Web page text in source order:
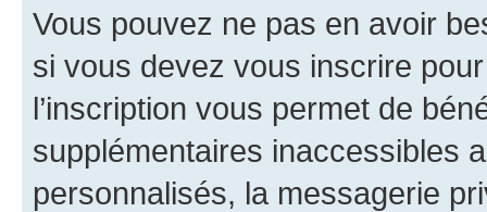
Vous pouvez ne pas en avoir
si vous devez vous inscrire
l’inscription vous permet de
supplémentaires inaccessibles
personnalisés, la messagerie